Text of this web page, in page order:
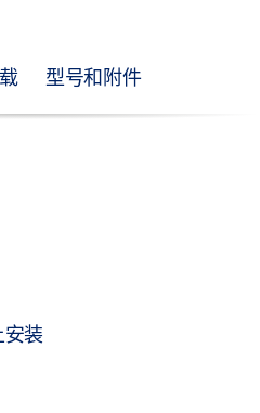
型号和附件
装